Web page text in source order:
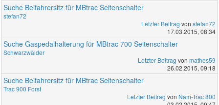
Suche Beifahrersitz für MBtrac Seitenschalter
stefan72
Letzter Beitrag von stefan72
17.03.2015, 08:34
Suche Gaspedalhalterung für MBtrac 700 Seitenschalter
Schwarzwälder
Letzter Beitrag von mathes59
26.02.2015, 09:18
Suche Beifahrersitz für MBtrac Seitenschalter
Trac 900 Forst
Letzter Beitrag von Nam-Trac 800